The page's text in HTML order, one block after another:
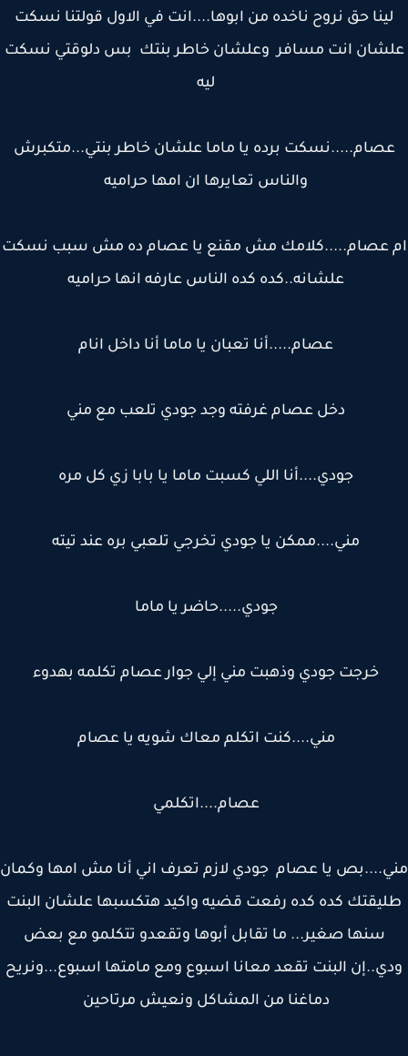
حق نروح ناخده من ابوها....انت في الاول قولتنا نسكت
انت مسافر وعلشان خاطر بنتك بس دلوقتي نسكت
ليه
برده يا ماما علشان خاطر بنتي...متكبرش
والناس تعايرها ان امها حراميه
عصام.....كلامك مش مقنع يا عصام ده مش سبب نسكت
علشانه..كده كده الناس عارفه انها حراميه
عصام.....أنا تعبان يا ماما أنا داخل انام
دخل عصام غرفته وجد جودي تلعب مع مني
جودي....أنا اللي كسبت ماما يا بابا زي كل مره
مني....ممكن يا جودي تخرجي تلعبي بره عند تيته
جودي.....حاضر يا ماما
خرجت جودي وذهبت مني إلي جوار عصام تكلمه بهدوء
مني....كنت اتكلم معاك شويه يا عصام
عصام....اتكلمي
يا عصام جودي لازم تعرف اني أنا مش امها وكمان
كده كده رفعت قضيه واكيد هتكسبها علشان البنت
سنها صغير... ما تقابل أبوها وتقعدو تتكلمو مع بعض
البنت تقعد معانا اسبوع ومع مامتها اسبوع...ونريح
دماغنا من المشاكل ونعيش مرتاحين